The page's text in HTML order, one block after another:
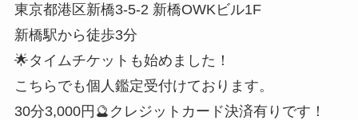
東京都港区新橋3-5-2 新橋OWKビル1F
新橋駅から徒歩3分
🌟タイムチケットも始めました！
こちらでも個人鑑定受付けております。
30分3,000円🔮クレジットカード決済有りです！